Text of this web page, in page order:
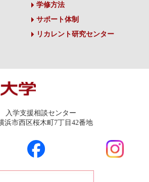
学修方法
サポート体制
リカレント研究センター
学支援相談センター
浜市西区桜木町7丁目42番地